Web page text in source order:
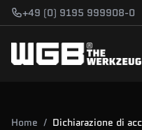
Vai al contenuto
+49 (0) 9195 999908-0
Home / Dichiarazione di